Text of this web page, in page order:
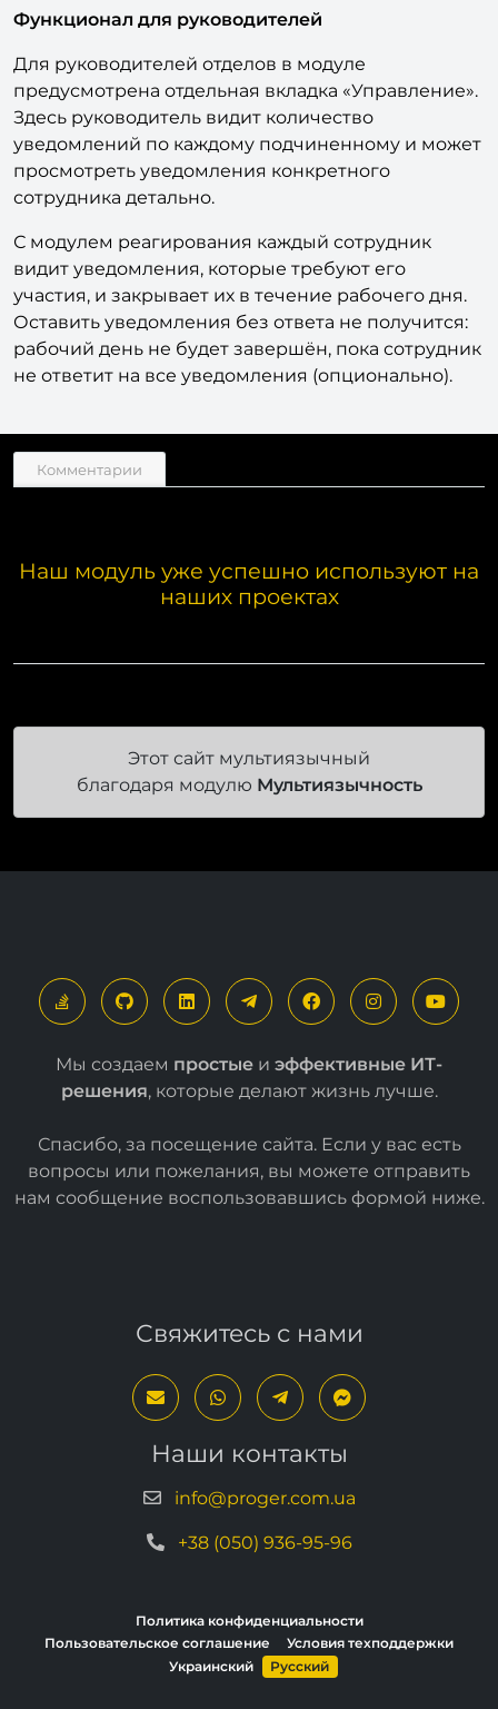
Функционал для руководителей
Для руководителей отделов в модуле
предусмотрена отдельная вкладка «Управление».
Здесь руководитель видит количество
уведомлений по каждому подчиненному и может
просмотреть уведомления конкретного
сотрудника детально.
С модулем реагирования каждый сотрудник
видит уведомления, которые требуют его
участия, и закрывает их в течение рабочего дня.
Оставить уведомления без ответа не получится:
рабочий день не будет завершён, пока сотрудник
Наш модуль уже успешно используют на
Этот сайт мультиязычный
благодаря модулюМультиязычность
Мы создаемпростыеиэффективные ИТ-
Спасибо, за посещение сайта. Если у вас есть
вопросы или пожелания, вы можете отправить
Свяжитесь с нами
Наши контакты
info@proger.com.ua
Политика конфиденциальности
Пользовательское соглашение
Условия техподдержки